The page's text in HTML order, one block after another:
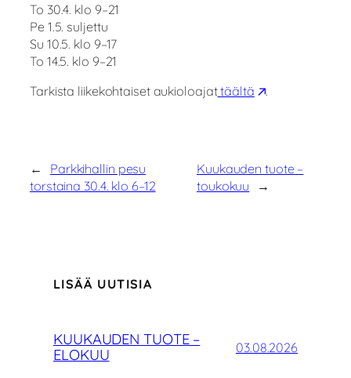
To 30.4. klo 9–21
Pe 1.5. suljettu
Su 10.5. klo 9–17
To 14.5. klo 9–21
Tarkista liikekohtaiset aukioloajattäältä .
←
Parkkihallin pesu
torstaina 30.4. klo 6–12
Kuukauden tuote –
toukokuu
→
LISÄÄ UUTISIA
KUUKAUDEN TUOTE –
ELOKUU
03.08.2026